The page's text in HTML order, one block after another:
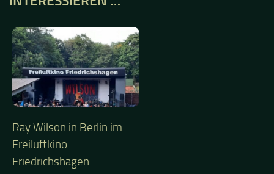
Ray Wilson in Berlin im
Freiluftkino
Friedrichshagen